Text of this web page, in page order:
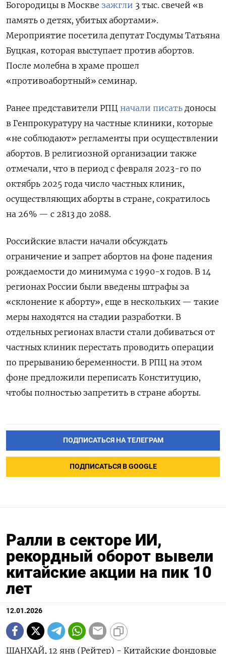
Богородицы в Москве зажгли 3 тыс. свечей «в
память о детях, убитых абортами».
Мероприятие посетила депутат Госдумы Татьяна
Буцкая, которая выступает против абортов.
После молебна в храме прошел
«противоабортный» семинар.
Ранее представители РПЦ начали писать доносы
в Генпрокуратуру на частные клиники, которые
«не соблюдают» регламенты при осуществлении
абортов. В религиозной организации также
отмечали, что в период с февраля 2023-го по
октябрь 2025 года число частных клиник,
осуществляющих аборты в стране, сократилось
на 26% — с 2813 до 2088.
Российские власти начали обсуждать
ограничение и запрет абортов на фоне падения
рождаемости до минимума с 1990-х годов. В 14
регионах России были введены штрафы за
«склонение к аборту», еще в нескольких — такие
меры находятся на стадии разработки. В
отдельных регионах власти стали добиваться от
частных клиник перестать проводить операции
по прерыванию беременности. В РПЦ на этом
фоне предложили переписать Конституцию,
чтобы полностью запретить в стране аборты.
ПОДПИСАТЬСЯ НА ТЕЛЕГРАМ
ПОДПИСАТЬСЯ В GOOGLE
Ралли в секторе ИИ,
рекордный оборот вывели
китайские акции на пик 10
лет
12.01.2026
ШАНХАЙ, 12 янв (Рейтер) - Китайские фондовые